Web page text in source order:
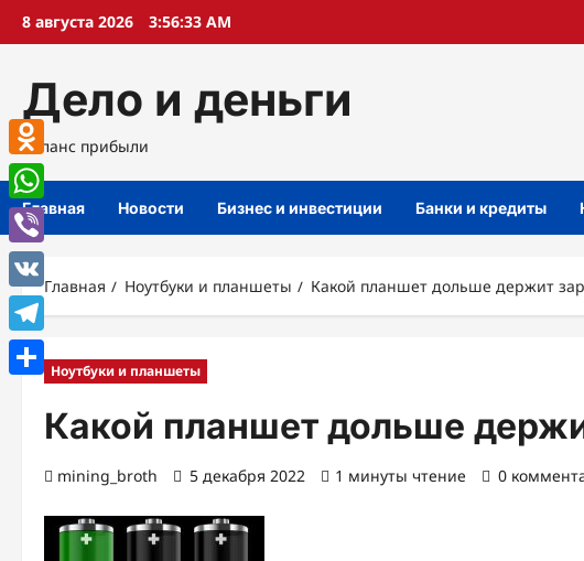
Перейти
8 августа 2026 3:56:34 AM
Дело и деньги
Баланс прибыли
Главная Новости Бизнес и инвестиции Банки и кредиты
Главная Ноутбуки и планшеты Какой планшет дольше держит
Ноутбуки и планшеты
Какой планшет дольше
mining_broth 5 декабря 2022 1 минуты чтение 0
Odnoklassniki
WhatsApp
Viber
VK
Telegram